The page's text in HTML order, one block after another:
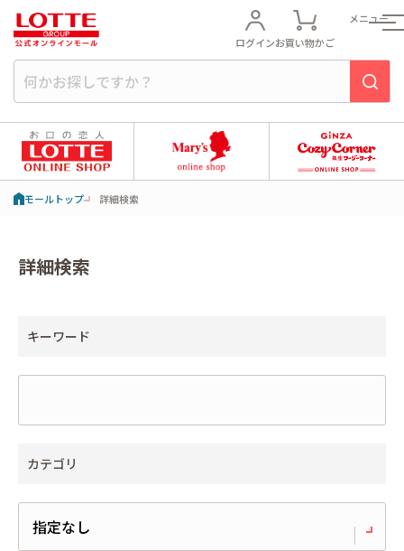
ログインお買い物かご
メニュー
モールトップ 詳細検索
詳細検索
キーワード
カテゴリ